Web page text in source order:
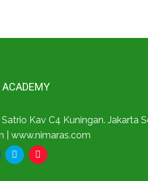
Kav C4 Kuningan. Jakarta
| www.nimaras.com